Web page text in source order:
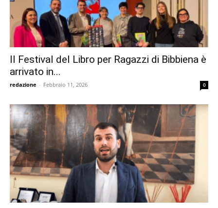
Il Festival del Libro per Ragazzi di Bibbiena è
arrivato in...
redazione - Febbraio 11, 2026 0